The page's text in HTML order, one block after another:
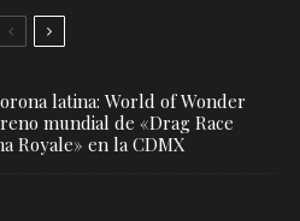
latina: World of Wonder
mundial de «Drag Race
Royale» en la CDMX